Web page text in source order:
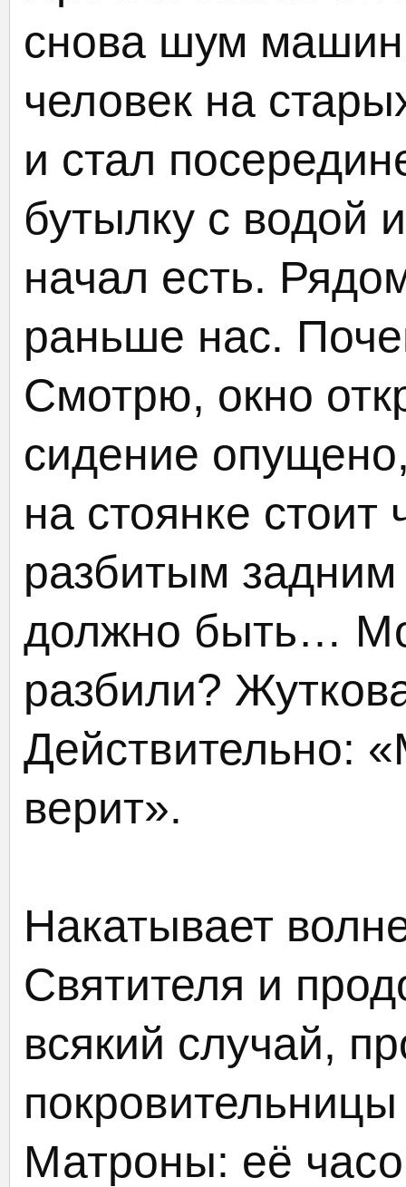
снова шум машин
человек на
и стал
бутылку с водой
начал есть.
раньше нас.
Смотрю, окно
сидение
на стоянке
разбитым
должно быть…
разбили?
Действительно:
верит».
Накатывает
Святителя и
всякий случай,
Матроны: её